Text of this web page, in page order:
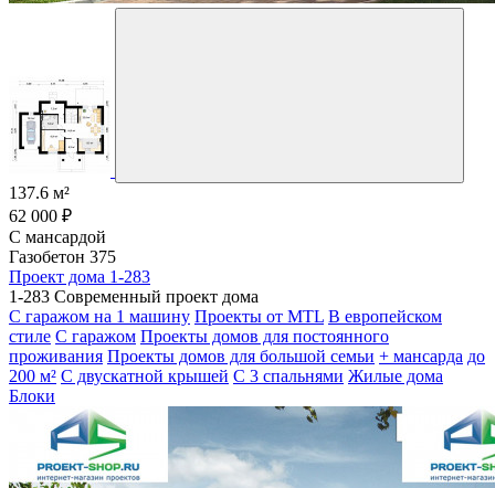
137.6 м²
62 000 ₽
С мансардой
Газобетон 375
Проект дома 1-283
1-283 Современный проект дома
С гаражом на 1 машину Проекты от MTL В европейском
стиле С гаражом Проекты домов для постоянного
проживания Проекты домов для большой семьи + мансарда до
200 м² С двускатной крышей С 3 спальнями Жилые дома
Блоки